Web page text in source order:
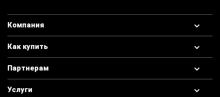
Компания
Как купить
Партнерам
Услуги